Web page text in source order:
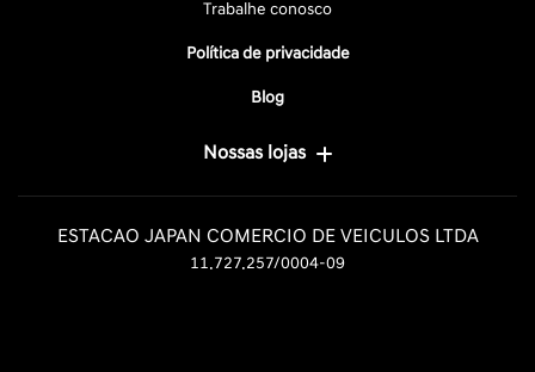
Trabalhe conosco
Política de privacidade
Blog
Nossas lojas
ESTACAO JAPAN COMERCIO DE VEICULOS LTDA
11.727.257/0004-09